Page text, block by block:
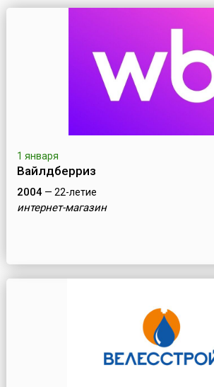
1 января
Вайлдберриз
2004— 22-летие
интернет-магазин